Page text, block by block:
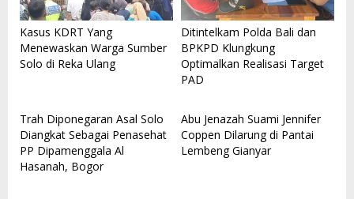
Kasus KDRT Yang
Menewaskan Warga Sumber
Solo di Reka Ulang
Ditintelkam Polda Bali dan
BPKPD Klungkung
Optimalkan Realisasi Target
PAD
Trah Diponegaran Asal Solo
Diangkat Sebagai Penasehat
PP Dipamenggala Al
Hasanah, Bogor
Abu Jenazah Suami Jennifer
Coppen Dilarung di Pantai
Lembeng Gianyar